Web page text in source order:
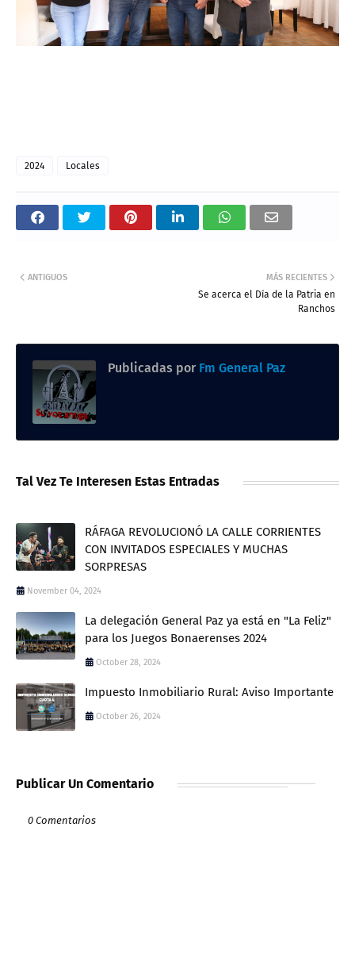
2024 Locales
MÁS RECIENTES
Se acerca el Día de la Patria en
Ranchos
ANTIGUOS
Publicadas por Fm General Paz
Tal Vez Te Interesen Estas Entradas
RÁFAGA REVOLUCIONÓ LA CALLE CORRIENTES
CON INVITADOS ESPECIALES Y MUCHAS
SORPRESAS
November 04, 2024
La delegación General Paz ya está en "La Feliz"
para los Juegos Bonaerenses 2024
October 28, 2024
Impuesto Inmobiliario Rural: Aviso Importante
October 26, 2024
Publicar Un Comentario
0 Comentarios